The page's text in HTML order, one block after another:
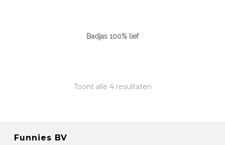
Badjas 100% lief
Toont alle 4 resultaten
Funnies BV